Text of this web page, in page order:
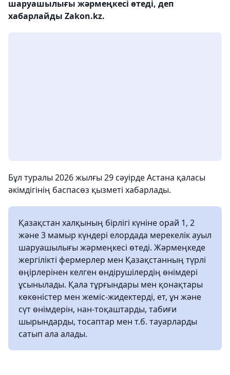
шаруашылығы жәрмеңкесі өтеді, деп
хабарлайды Zakon.kz.
Бұл туралы 2026 жылғы 29 сәуірде Астана қаласы
әкімдігінің баспасөз қызметі хабарлады.
Қазақстан халқының бірлігі күніне орай 1, 2
және 3 мамыр күндері елордада мерекелік ауыл
шаруашылығы жәрмеңкесі өтеді. Жәрмеңкеде
жергілікті фермерлер мен Қазақстанның түрлі
өңірлерінен келген өндірушілердің өнімдері
ұсынылады. Қала тұрғындары мен қонақтары
көкөністер мен жеміс-жидектерді, ет, ұн және
сүт өнімдерін, нан-тоқаштарды, табиғи
шырындарды, тосаптар мен т.б. тауарларды
сатып ала алады.